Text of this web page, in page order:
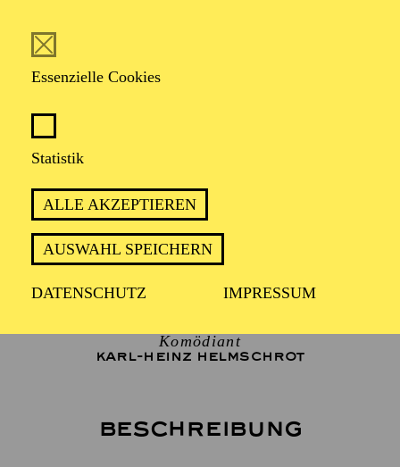
Essenzielle Cookies
Statistik
ALLE AKZEPTIEREN
AUSWAHL SPEICHERN
DATENSCHUTZ IMPRESSUM
Meisterpianist
MARKUS BECKER
Klassikflüsterer
Komödiant
KARL-HEINZ HELMSCHROT
Beschreibung